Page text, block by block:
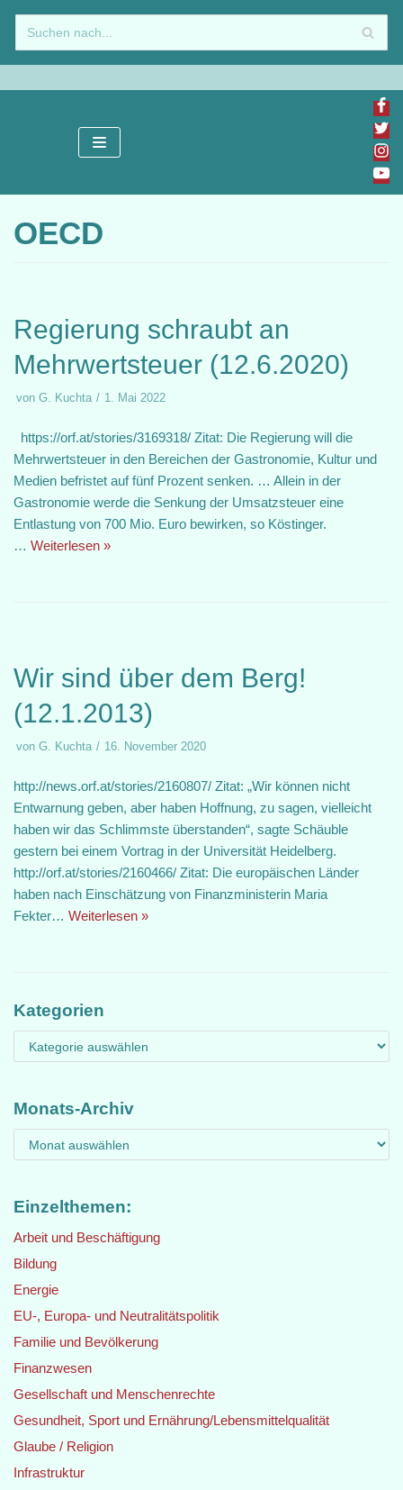
Zum
Inhalt
springen
OECD
Regierung schraubt an
Mehrwertsteuer (12.6.2020)
von G. Kuchta 1. Mai 2022
https://orf.at/stories/3169318/ Zitat: Die Regierung will die
Mehrwertsteuer in den Bereichen der Gastronomie, Kultur und
Medien befristet auf fünf Prozent senken. … Allein in der
Gastronomie werde die Senkung der Umsatzsteuer eine
Entlastung von 700 Mio. Euro bewirken, so Köstinger.
… Weiterlesen »
Wir sind über dem Berg!
(12.1.2013)
von G. Kuchta 16. November 2020
http://news.orf.at/stories/2160807/ Zitat: „Wir können nicht
Entwarnung geben, aber haben Hoffnung, zu sagen, vielleicht
haben wir das Schlimmste überstanden“, sagte Schäuble
gestern bei einem Vortrag in der Universität Heidelberg.
http://orf.at/stories/2160466/ Zitat: Die europäischen Länder
haben nach Einschätzung von Finanzministerin Maria
Fekter… Weiterlesen »
Kategorien
Monats-Archiv
Einzelthemen:
Arbeit und Beschäftigung
Bildung
Energie
EU-, Europa- und Neutralitätspolitik
Familie und Bevölkerung
Finanzwesen
Gesellschaft und Menschenrechte
Gesundheit, Sport und Ernährung/Lebensmittelqualität
Glaube / Religion
Infrastruktur